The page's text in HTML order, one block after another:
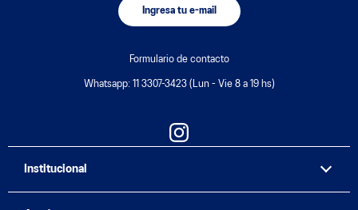
Ingresa tu e-mail
Formulario de contacto
Whatsapp: 11 3307-3423 (Lun - Vie 8 a 19 hs)
Institucional